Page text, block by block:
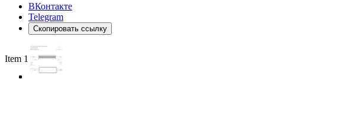
ВКонтакте
Telegram
Скопировать ссылку
Item 1 of 3